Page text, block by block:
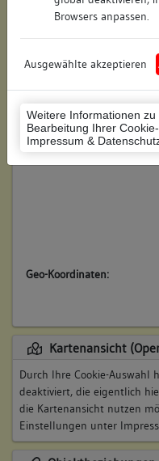
Browsers anpassen.
Ausgewählte akzeptieren
Weitere Informationen
Bearbeitung Ihrer
Impressum &
Flurstücknummer:
Historischer Straßenname:
Historische
Lage des Wohnplatzes:
Geo-Koordinaten:
Kartenansicht
Durch Ihre Cookie-Auswahl
deaktiviert, die eigentlich
die Kartenansicht nutzen
Einstellungen unter